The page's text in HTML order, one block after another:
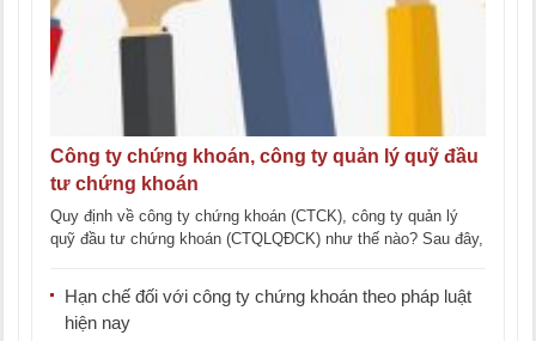
Công ty chứng khoán, công ty quản lý quỹ đầu
tư chứng khoán
Quy định về công ty chứng khoán (CTCK), công ty quản lý
quỹ đầu tư chứng khoán (CTQLQĐCK) như thế nào? Sau đây,
Hạn chế đối với công ty chứng khoán theo pháp luật
hiện nay